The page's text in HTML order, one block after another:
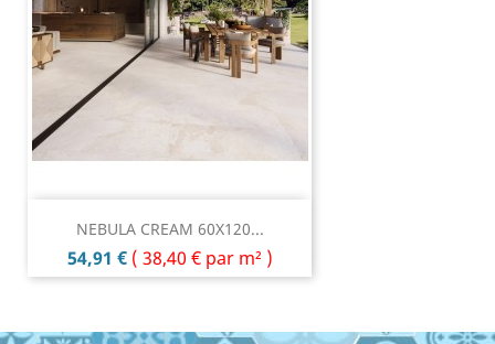
NEBULA CREAM 60X120...
Prix
54,91 € ( 38,40 € par m² )